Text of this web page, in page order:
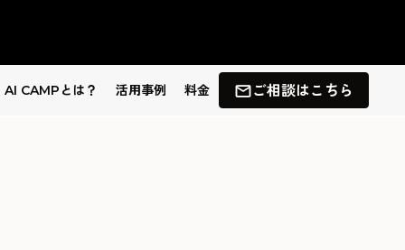
CAMPとは？ 活用事例 料金 ご相談はこちら